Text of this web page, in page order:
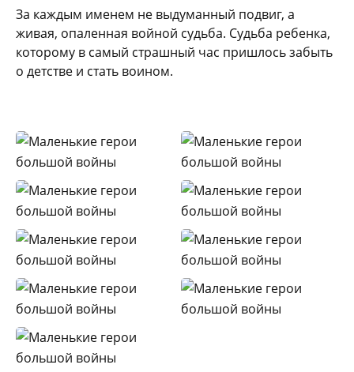
За каждым именем не выдуманный подвиг, а
живая, опаленная войной судьба. Судьба ребенка,
которому в самый страшный час пришлось забыть
о детстве и стать воином.